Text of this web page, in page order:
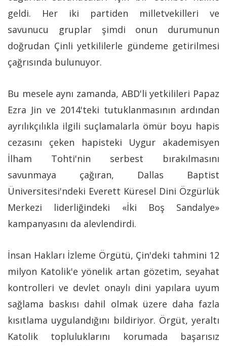
geldi. Her iki partiden milletvekilleri ve
savunucu gruplar şimdi onun durumunun
doğrudan Çinli yetkililerle gündeme getirilmesi
çağrısında bulunuyor.
Bu mesele aynı zamanda, ABD'li yetkilileri Papaz
Ezra Jin ve 2014'teki tutuklanmasının ardından
ayrılıkçılıkla ilgili suçlamalarla ömür boyu hapis
cezasını çeken hapisteki Uygur akademisyen
İlham Tohti'nin serbest bırakılmasını
savunmaya çağıran, Dallas Baptist
Üniversitesi'ndeki Everett Küresel Dini Özgürlük
Merkezi liderliğindeki «İki Boş Sandalye»
kampanyasını da alevlendirdi.
İnsan Hakları İzleme Örgütü, Çin'deki tahmini 12
milyon Katolik'e yönelik artan gözetim, seyahat
kontrolleri ve devlet onaylı dini yapılara uyum
sağlama baskısı dahil olmak üzere daha fazla
kısıtlama uygulandığını bildiriyor. Örgüt, yeraltı
Katolik topluluklarını korumada başarısız